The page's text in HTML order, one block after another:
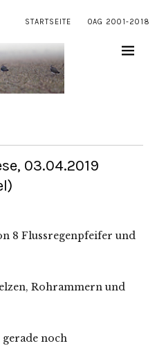
STARTSEITE OAG 2001-2018
03.04.2019
8 Flussregenpfeifer und
Rohrammern und
gerade noch